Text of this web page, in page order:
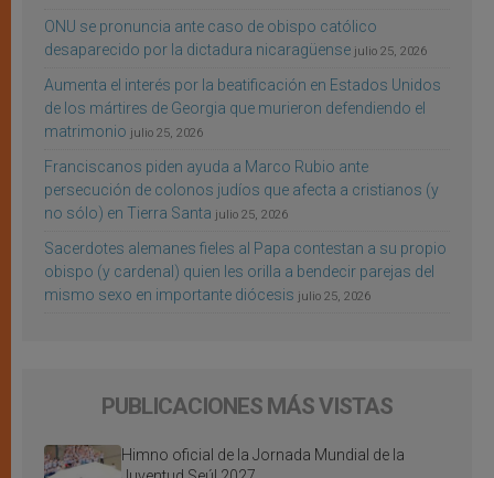
ONU se pronuncia ante caso de obispo católico
desaparecido por la dictadura nicaragüense julio 25, 2026
Aumenta el interés por la beatificación en Estados Unidos
de los mártires de Georgia que murieron defendiendo el
matrimonio julio 25, 2026
Franciscanos piden ayuda a Marco Rubio ante
persecución de colonos judíos que afecta a cristianos (y
no sólo) en Tierra Santa julio 25, 2026
Sacerdotes alemanes fieles al Papa contestan a su propio
obispo (y cardenal) quien les orilla a bendecir parejas del
mismo sexo en importante diócesis julio 25, 2026
PUBLICACIONES MÁS VISTAS
Himno oficial de la Jornada Mundial de la